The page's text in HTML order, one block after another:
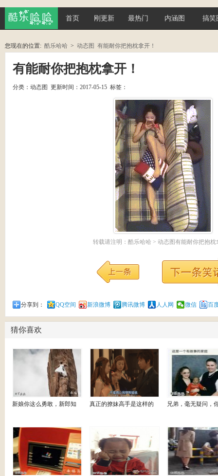
酷乐哈
哈
首页 刚更新 最热门 内涵图 搞笑
您现在的位置: 酷乐哈哈 > 动态图 有能耐你把抱枕拿开！
有能耐你把抱枕拿开！
分类： 动态图 更新时间：2017-05-15 标签：
转载请注明： 酷乐哈哈 > 动态图有能耐你把抱枕
分享到： QQ空间 新浪微博 腾讯微博 人人网 微信 百
猜你喜欢
新娘你这么勇敢，新郎知 真正的撩妹高手是这样的 兄弟，毫无疑问，